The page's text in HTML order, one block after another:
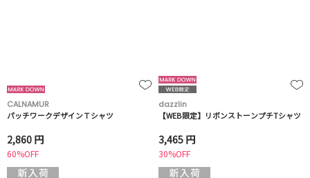
CALNAMUR
パッチワークデザインＴシャツ
2,860 円
60%OFF
dazzlin
【WEB限定】リボンストーンプチTシャツ
3,465 円
30%OFF